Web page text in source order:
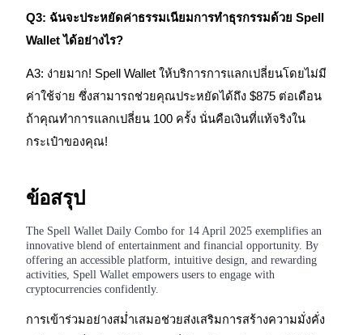
คว้าผลกำไรระยะยาวและผลประโยชน์ที่ยืดหยุ่น
เรียนรู้ Staking
เรียนรู้เกี่ยวกับการสร้างรายได้แบบพาสซีฟ
Bitrue AI
Q3: ฉันจะประหยัดค่าธรรมเนียมการทำธุรกรรมด้วย Spell
Wallet ได้อย่างไร?
A3: ง่ายมาก! Spell Wallet ให้บริการการแลกเปลี่ยนโดยไม่มี
ค่าใช้จ่าย ซึ่งสามารถช่วยคุณประหยัดได้ถึง $875 ต่อเดือน
ถ้าคุณทำการแลกเปลี่ยน 100 ครั้ง นั่นคือเงินที่แท้จริงใน
กระเป๋าของคุณ!
ข้อสรุป
The Spell Wallet Daily Combo for 14 April 2025 exemplifies an
innovative blend of entertainment and financial opportunity. By
offering an accessible platform, intuitive design, and rewarding
activities, Spell Wallet empowers users to engage with
cryptocurrencies confidently.
การเข้าร่วมอย่างสม่ำเสมอช่วยส่งเสริมการสร้างความมั่งคั่ง